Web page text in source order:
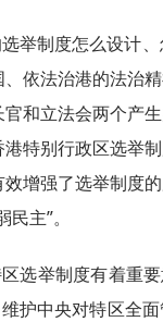
举制度怎么设计、
依法治港的法治
和立法会两个产
特别行政区选举
增强了选举制度
主”。
选举制度有着重
护中央对特区全